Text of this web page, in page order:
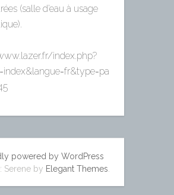
(salle d’eau à usage
index.php?
powered by WordPress
Serene by Elegant Themes.